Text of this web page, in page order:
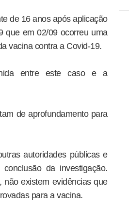
de 16 anos após aplicação
que em 02/09 ocorreu uma
vacina contra a Covid-19.
entre este caso e a
de aprofundamento para
autoridades públicas e
da investigação.
existem evidências que
para a vacina.